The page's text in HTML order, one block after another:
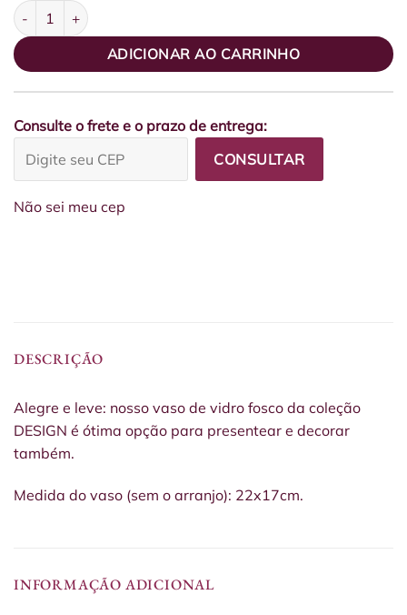
Vaso Design Vidro Fosco Lírio quantidade
ADICIONAR AO CARRINHO
Consulte o frete e o prazo de entrega:
CONSULTAR
Não sei meu cep
DESCRIÇÃO
Alegre e leve: nosso vaso de vidro fosco da coleção
DESIGN é ótima opção para presentear e decorar
também.
Medida do vaso (sem o arranjo): 22x17cm.
INFORMAÇÃO ADICIONAL